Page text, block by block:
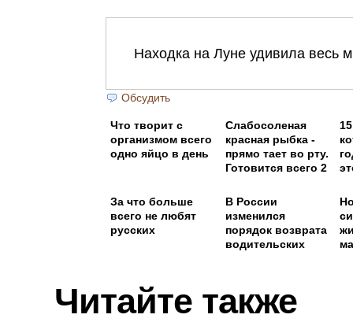
Обсудить
Что творит с
организмом всего
одно яйцо в день
Слабосоленая
красная рыбка -
прямо тает во рту.
Готовится всего 2
За что больше
всего не любят
русских
В России
изменился
порядок возврата
водительских
Читайте также